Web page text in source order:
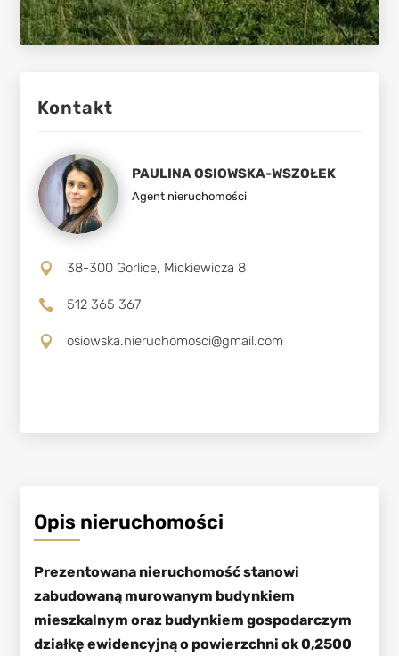
Kontakt
PAULINA OSIOWSKA-WSZOŁEK
Agent nieruchomości
 38-300 Gorlice, Mickiewicza 8
 512 365 367
 osiowska.nieruchomosci@gmail.com
Opis nieruchomości
Prezentowana nieruchomość stanowi
zabudowaną murowanym budynkiem
mieszkalnym oraz budynkiem gospodarczym
działkę ewidencyjną o powierzchni ok 0,2500